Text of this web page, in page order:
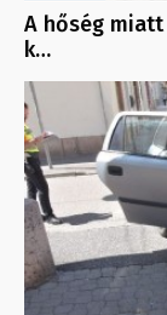
A hőség
k…